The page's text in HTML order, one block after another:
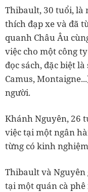
Thibault, 30 tuổi, là
thích đạp xe và đã
quanh Châu Âu
việc cho một công
đọc sách, đặc biệt
Camus,
người.
Khánh Nguyên, 26
việc tại một ngân
từng có kinh
Thibault và Nguyên
tại một quán cà phê